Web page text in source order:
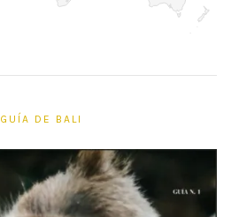
GUÍA DE BALI